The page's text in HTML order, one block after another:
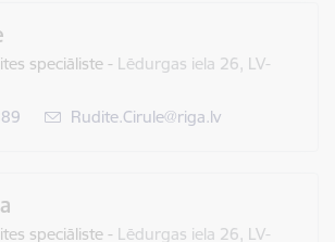
speciāliste - Lēdurgas iela 26, LV-
E-pasts:
Rudite.Cirule@riga.lv
speciāliste - Lēdurgas iela 26, LV-